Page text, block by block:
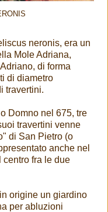
neronis, era un
Mole Adriana,
di forma
di diametro
travertini.
Domno nel 675, tre
travertini venne
di San Pietro (o
anche nel
centro fra le due
origine un giardino
per abluzioni